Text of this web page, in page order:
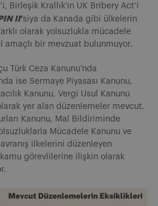
’i, Birleşik Krallık’ın UK Bribery Act’i
II’siya da Kanada gibi ülkelerin
olarak yolsuzlukla mücadele
amaçlı bir mevzuat bulunmuyor.
Türk Ceza Kanunu’nda
ise Sermaye Piyasası Kanunu,
Kanunu, Vergi Usul Kanunu
yer alan düzenlemeler mevcut.
Kanunu, Mal Bildiriminde
Mücadele Kanunu ve
ilkelerini düzenleyen
görevlilerine ilişkin olarak